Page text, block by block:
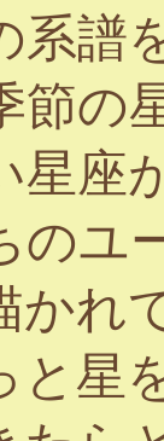
系譜
節の
星座
のユ
かれ
と星